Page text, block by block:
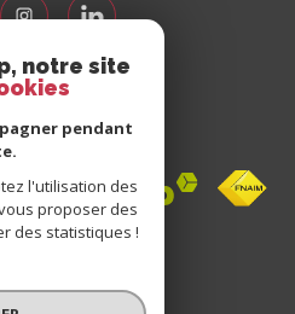
notre site
pendant
l'utilisation des
proposer des
des statistiques !